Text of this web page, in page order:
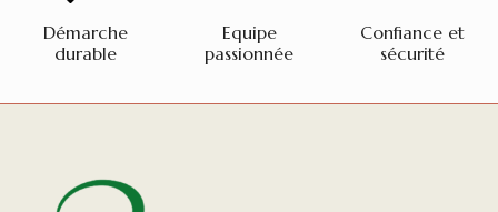
Démarche
durable
Equipe
passionnée
Confiance et
sécurité